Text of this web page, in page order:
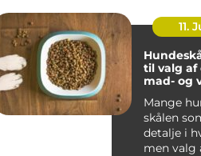
11.
til valg af
mad- og
Mange
skålen
detalje i
men valg